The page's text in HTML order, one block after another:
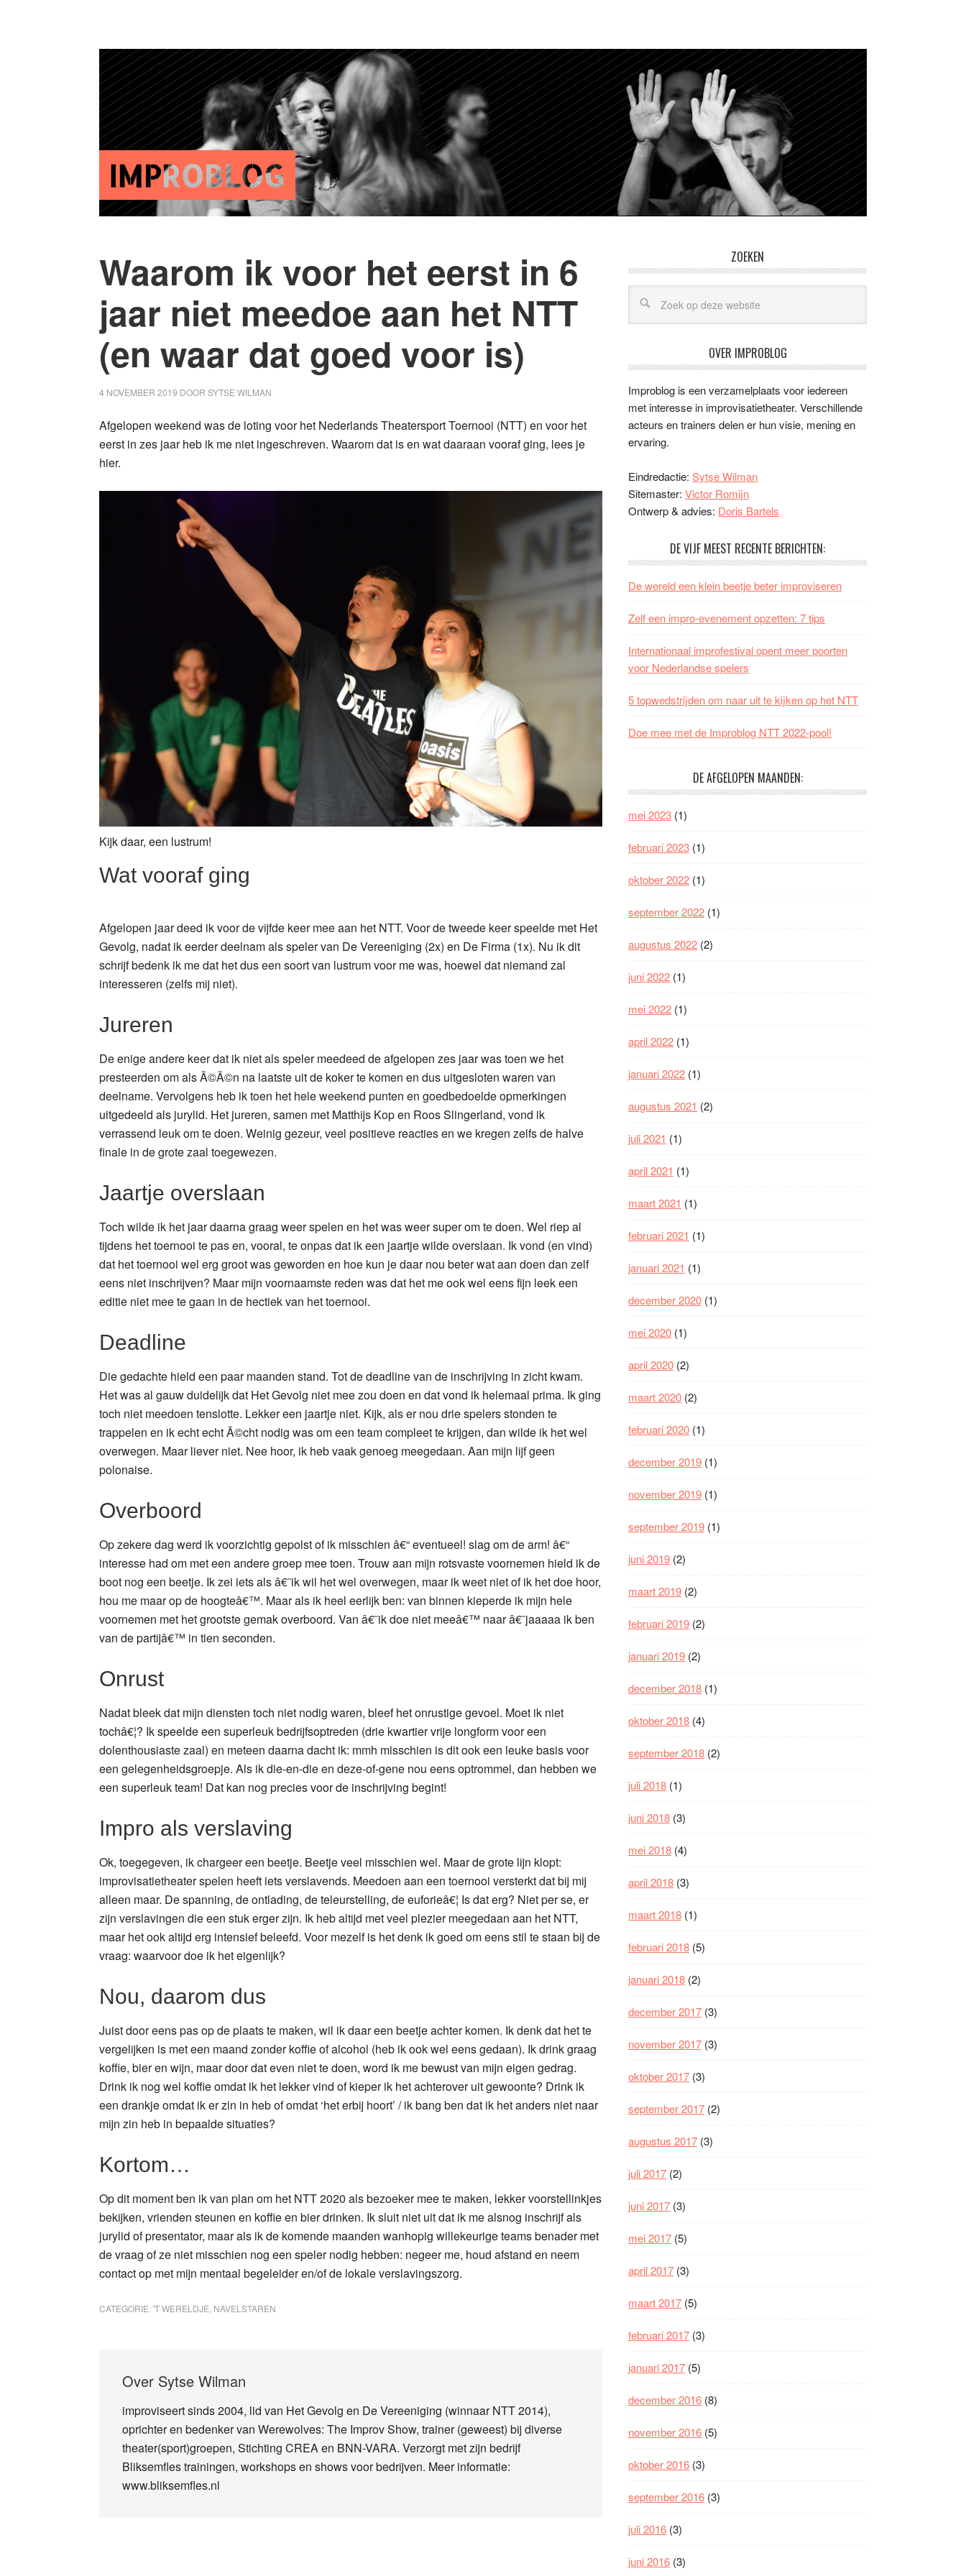
Waarom ik voor het eerst in 6
jaar niet meedoe aan het NTT
(en waar dat goed voor is)
4 NOVEMBER 2019 DOOR SYTSE WILMAN
Afgelopen weekend was de loting voor het Nederlands Theatersport Toernooi (NTT) en voor het
eerst in zes jaar heb ik me niet ingeschreven. Waarom dat is en wat daaraan vooraf ging, lees je
hier.
Kijk daar, een lustrum!
Wat vooraf ging
Afgelopen jaar deed ik voor de vijfde keer mee aan het NTT. Voor de tweede keer speelde met Het
Gevolg, nadat ik eerder deelnam als speler van De Vereeniging (2x) en De Firma (1x). Nu ik dit
schrijf bedenk ik me dat het dus een soort van lustrum voor me was, hoewel dat niemand zal
interesseren (zelfs mij niet).
Jureren
De enige andere keer dat ik niet als speler meedeed de afgelopen zes jaar was toen we het
presteerden om als Ã©Ã©n na laatste uit de koker te komen en dus uitgesloten waren van
deelname. Vervolgens heb ik toen het hele weekend punten en goedbedoelde opmerkingen
uitgedeeld als jurylid. Het jureren, samen met Matthijs Kop en Roos Slingerland, vond ik
verrassend leuk om te doen. Weinig gezeur, veel positieve reacties en we kregen zelfs de halve
finale in de grote zaal toegewezen.
Jaartje overslaan
Toch wilde ik het jaar daarna graag weer spelen en het was weer super om te doen. Wel riep al
tijdens het toernooi te pas en, vooral, te onpas dat ik een jaartje wilde overslaan. Ik vond (en vind)
dat het toernooi wel erg groot was geworden en hoe kun je daar nou beter wat aan doen dan zelf
eens niet inschrijven? Maar mijn voornaamste reden was dat het me ook wel eens fijn leek een
editie niet mee te gaan in de hectiek van het toernooi.
Deadline
Die gedachte hield een paar maanden stand. Tot de deadline van de inschrijving in zicht kwam.
Het was al gauw duidelijk dat Het Gevolg niet mee zou doen en dat vond ik helemaal prima. Ik ging
toch niet meedoen tenslotte. Lekker een jaartje niet. Kijk, als er nou drie spelers stonden te
trappelen en ik echt echt Ã©cht nodig was om een team compleet te krijgen, dan wilde ik het wel
overwegen. Maar liever niet. Nee hoor, ik heb vaak genoeg meegedaan. Aan mijn lijf geen
polonaise.
Overboord
Op zekere dag werd ik voorzichtig gepolst of ik misschien â€“ eventueel! slag om de arm! â€“
interesse had om met een andere groep mee toen. Trouw aan mijn rotsvaste voornemen hield ik de
boot nog een beetje. Ik zei iets als â€˜ik wil het wel overwegen, maar ik weet niet of ik het doe hoor,
hou me maar op de hoogteâ€™. Maar als ik heel eerlijk ben: van binnen kieperde ik mijn hele
voornemen met het grootste gemak overboord. Van â€˜ik doe niet meeâ€™ naar â€˜jaaaaa ik ben
van de partijâ€™ in tien seconden.
Onrust
Nadat bleek dat mijn diensten toch niet nodig waren, bleef het onrustige gevoel. Moet ik niet
tochâ€¦? Ik speelde een superleuk bedrijfsoptreden (drie kwartier vrije longform voor een
dolenthousiaste zaal) en meteen daarna dacht ik: mmh misschien is dit ook een leuke basis voor
een gelegenheidsgroepje. Als ik die-en-die en deze-of-gene nou eens optrommel, dan hebben we
een superleuk team! Dat kan nog precies voor de inschrijving begint!
Impro als verslaving
Ok, toegegeven, ik chargeer een beetje. Beetje veel misschien wel. Maar de grote lijn klopt:
improvisatietheater spelen heeft iets verslavends. Meedoen aan een toernooi versterkt dat bij mij
alleen maar. De spanning, de ontlading, de teleurstelling, de euforieâ€¦ Is dat erg? Niet per se, er
zijn verslavingen die een stuk erger zijn. Ik heb altijd met veel plezier meegedaan aan het NTT,
maar het ook altijd erg intensief beleefd. Voor mezelf is het denk ik goed om eens stil te staan bij de
vraag: waarvoor doe ik het eigenlijk?
Nou, daarom dus
Juist door eens pas op de plaats te maken, wil ik daar een beetje achter komen. Ik denk dat het te
vergelijken is met een maand zonder koffie of alcohol (heb ik ook wel eens gedaan). Ik drink graag
koffie, bier en wijn, maar door dat even niet te doen, word ik me bewust van mijn eigen gedrag.
Drink ik nog wel koffie omdat ik het lekker vind of kieper ik het achterover uit gewoonte? Drink ik
een drankje omdat ik er zin in heb of omdat ‘het erbij hoort’ / ik bang ben dat ik het anders niet naar
mijn zin heb in bepaalde situaties?
Kortom…
Op dit moment ben ik van plan om het NTT 2020 als bezoeker mee te maken, lekker voorstellinkjes
bekijken, vrienden steunen en koffie en bier drinken. Ik sluit niet uit dat ik me alsnog inschrijf als
jurylid of presentator, maar als ik de komende maanden wanhopig willekeurige teams benader met
de vraag of ze niet misschien nog een speler nodig hebben: negeer me, houd afstand en neem
contact op met mijn mentaal begeleider en/of de lokale verslavingszorg.
CATEGORIE:'T WERELDJE NAVELSTAREN
Over Sytse Wilman
improviseert sinds 2004, lid van Het Gevolg en De Vereeniging (winnaar NTT 2014),
oprichter en bedenker van Werewolves: The Improv Show, trainer (geweest) bij diverse
theater(sport)groepen, Stichting CREA en BNN-VARA. Verzorgt met zijn bedrijf
Bliksemfles trainingen, workshops en shows voor bedrijven. Meer informatie:
www.bliksemfles.nl
ZOEKEN
OVER IMPROBLOG
Improblog is een verzamelplaats voor iedereen
met interesse in improvisatietheater. Verschillende
acteurs en trainers delen er hun visie, mening en
ervaring.
Eindredactie: Sytse Wilman
Sitemaster: Victor Romijn
Ontwerp & advies: Doris Bartels
DE VIJF MEEST RECENTE BERICHTEN:
De wereld een klein beetje beter improviseren
Zelf een impro-evenement opzetten: 7 tips
Internationaal improfestival opent meer poorten
voor Nederlandse spelers
5 topwedstrijden om naar uit te kijken op het NTT
Doe mee met de Improblog NTT 2022-pool!
DE AFGELOPEN MAANDEN:
mei 2023 (1)
februari 2023 (1)
oktober 2022 (1)
september 2022 (1)
augustus 2022 (2)
juni 2022 (1)
mei 2022 (1)
april 2022 (1)
januari 2022 (1)
augustus 2021 (2)
juli 2021 (1)
april 2021 (1)
maart 2021 (1)
februari 2021 (1)
januari 2021 (1)
december 2020 (1)
mei 2020 (1)
april 2020 (2)
maart 2020 (2)
februari 2020 (1)
december 2019 (1)
november 2019 (1)
september 2019 (1)
juni 2019 (2)
maart 2019 (2)
februari 2019 (2)
januari 2019 (2)
december 2018 (1)
oktober 2018 (4)
september 2018 (2)
juli 2018 (1)
juni 2018 (3)
mei 2018 (4)
april 2018 (3)
maart 2018 (1)
februari 2018 (5)
januari 2018 (2)
december 2017 (3)
november 2017 (3)
oktober 2017 (3)
september 2017 (2)
augustus 2017 (3)
juli 2017 (2)
juni 2017 (3)
mei 2017 (5)
april 2017 (3)
maart 2017 (5)
februari 2017 (3)
januari 2017 (5)
december 2016 (8)
november 2016 (5)
oktober 2016 (3)
september 2016 (3)
juli 2016 (3)
juni 2016 (3)